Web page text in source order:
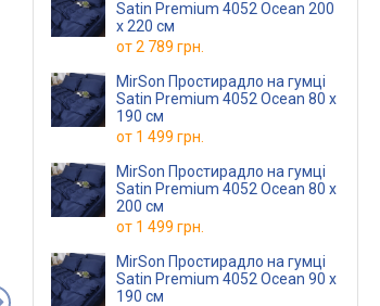
Satin Premium 4052 Ocean 200
х 220 см
от2 789 грн.
MirSon Простирадло на гумці
Satin Premium 4052 Ocean 80 х
190 см
от 1 499 грн.
MirSon Простирадло на гумці
Satin Premium 4052 Ocean 80 х
200 см
от 1 499 грн.
MirSon Простирадло на гумці
Satin Premium 4052 Ocean 90 х
190 см